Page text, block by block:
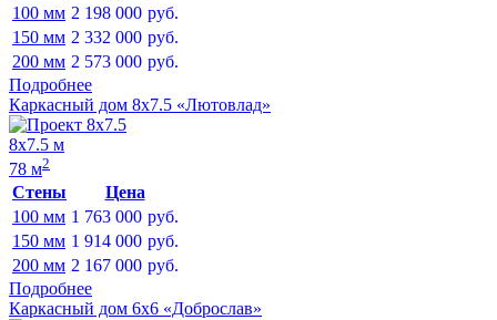
100 мм 2 198 000 руб.
150 мм 2 332 000 руб.
200 мм 2 573 000 руб.
Подробнее
Каркасный дом 8х7.5 «Лютовлад»
8х7.5 м
78 м2
Стены
Цена
100 мм 1 763 000 руб.
150 мм 1 914 000 руб.
200 мм 2 167 000 руб.
Подробнее
Каркасный дом 6х6 «Доброслав»